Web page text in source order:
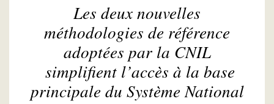
Les deux nouvelles
méthodologies de référence
adoptées par la CNIL
simplifient l’accès à la base
principale du Système National